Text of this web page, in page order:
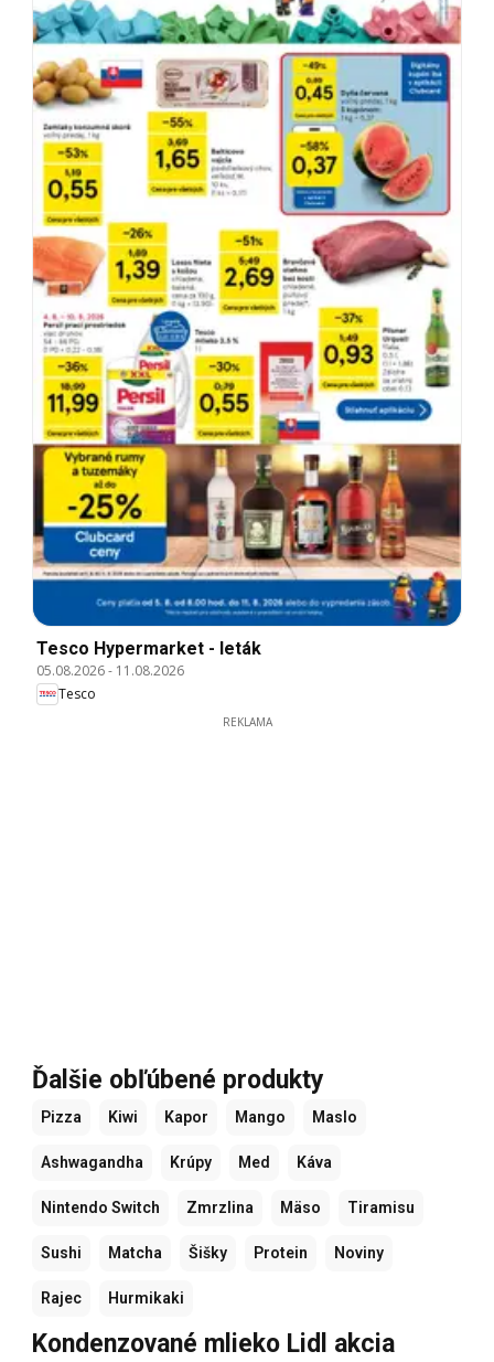
Tesco Hypermarket - leták
05.08.2026- 11.08.2026
Tesco
REKLAMA
Ďalšie obľúbené produkty
Pizza Kiwi Kapor Mango Maslo
Ashwagandha Krúpy Med Káva
Nintendo Switch Zmrzlina Mäso Tiramisu
Sushi Matcha Šišky Protein Noviny
Rajec Hurmikaki
Kondenzované mlieko Lidl akcia